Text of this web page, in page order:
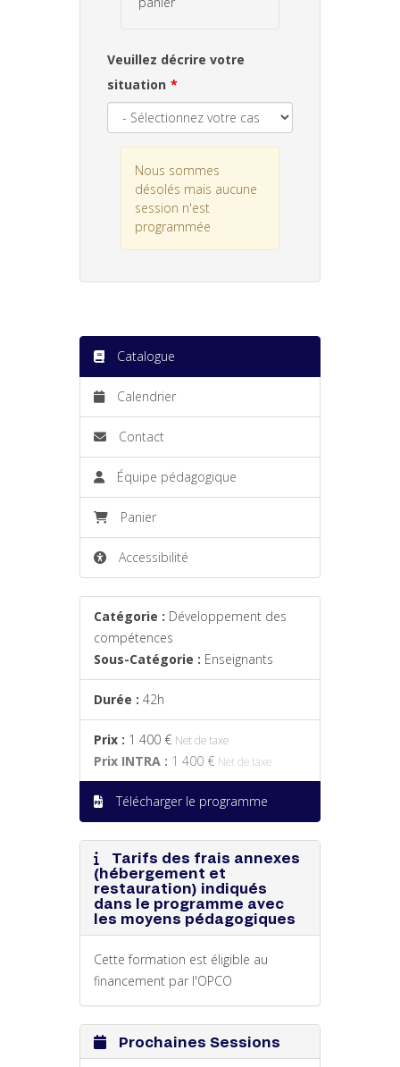
Veuillez décrire votre
situation
Nous sommes
désolés mais aucune
session n'est
programmée
Catalogue
Calendrier
Contact
Équipe pédagogique
Panier
Accessibilité
Catégorie : Développement des
compétences
Sous-Catégorie : Enseignants
Durée : 42h
Prix : 1 400 € Net de taxe
Prix INTRA : 1 400 € Net de taxe
Télécharger le programme
Tarifs des frais annexes
(hébergement et
restauration) indiqués
dans le programme avec
les moyens pédagogiques
Cette formation est éligible au
financement par l'OPCO
Prochaines Sessions